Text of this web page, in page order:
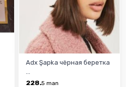
Adx Şapka чёрная беретка
228.5 man